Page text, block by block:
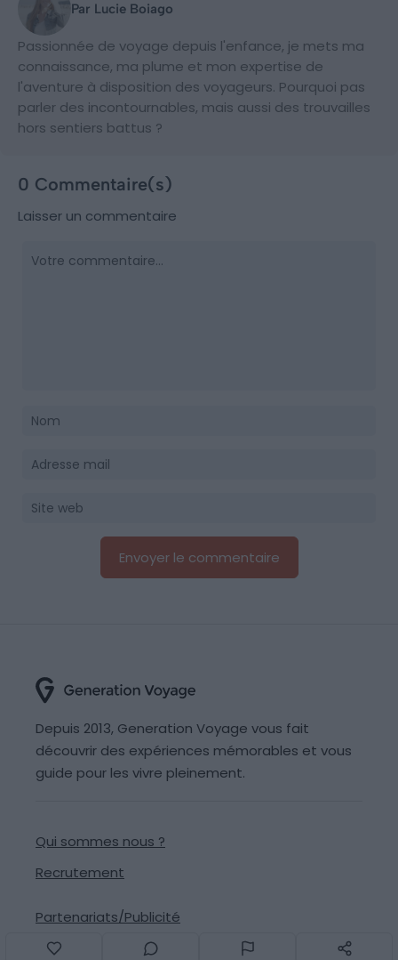
Par Lucie Boiago
Passionnée de voyage depuis l'enfance, je mets ma
connaissance, ma plume et mon expertise de
l'aventure à disposition des voyageurs. Pourquoi pas
parler des incontournables, mais aussi des trouvailles
hors sentiers battus ?
0 Commentaire(s)
Laisser un commentaire
Depuis 2013, Generation Voyage vous fait
découvrir des expériences mémorables et vous
guide pour les vivre pleinement.
Qui sommes nous ?
Recrutement
Partenariats/Publicité
Contact